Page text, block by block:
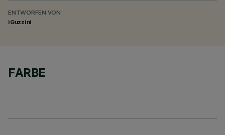
ENTWORFEN VON
iGuzzini
FARBE